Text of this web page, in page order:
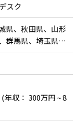
スク
県、秋田県、山形
群馬県、埼玉県、
潟県、富山県、石
岐阜県、静岡
京都府、大阪府、
県、島根県、岡
、香川県、愛媛
崎県、熊本県、
縄県、海外、その
(年収： 300万円 ~ 8